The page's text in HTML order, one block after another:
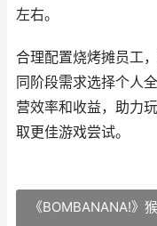
左右。
合理配置烧烤摊员工
同阶段需求选择个人
营效率和收益，助力
取更佳游戏尝试。
《BOMBANANA!》